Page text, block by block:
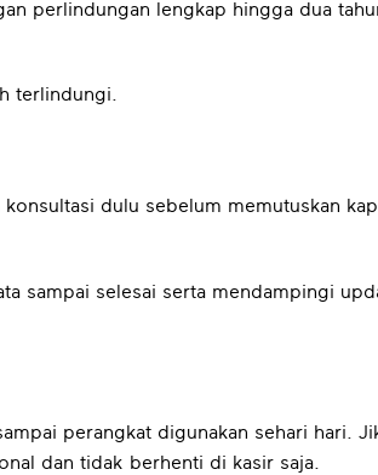
perlindungan lengkap hingga dua
terlindungi.
dulu sebelum memutuskan
sampai selesai serta mendampingi
perangkat digunakan sehari hari.
dan tidak berhenti di kasir saja.